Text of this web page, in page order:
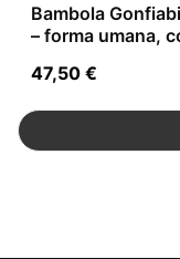
Bambola
– forma umana,
47,50 €